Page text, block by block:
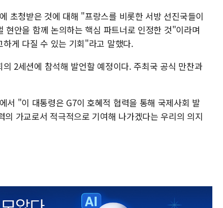
초청받은 것에 대해 "프랑스를 비롯한 서방 선진국들이
안을 함께 논의하는 핵심 파트너로 인정한 것"이라며
게 다질 수 있는 기회"라고 말했다.
2세션에 참석해 발언할 예정이다. 주최국 공식 만찬과
서 "이 대통령은 G7이 호혜적 협력을 통해 국제사회 발
가교로서 적극적으로 기여해 나가겠다는 우리의 의지